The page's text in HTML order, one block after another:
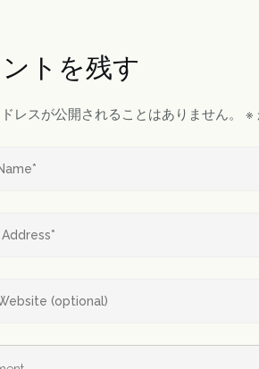
トを残す
レスが公開されることはありません。 ※